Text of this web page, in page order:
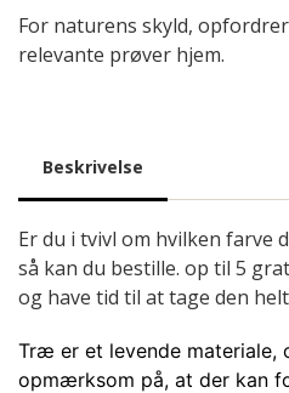
For naturens skyld,
relevante prøver hjem.
Beskrivelse
Er du i tvivl om hvilken farve
så kan du bestille. op til 5
og have tid til at tage den
Træ er et levende materiale,
opmærksom på, at der kan